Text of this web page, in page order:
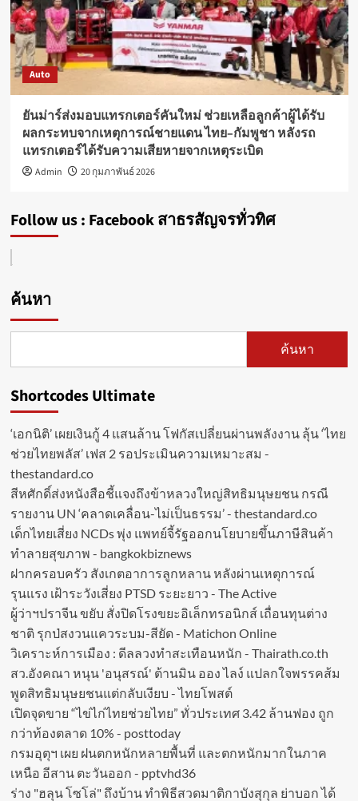
Auto
ยันม่าร์ส่งมอบแทรกเตอร์คันใหม่ ช่วยเหลือลูกค้าผู้ได้รับ
ผลกระทบจากเหตุการณ์ชายแดน ไทย–กัมพูชา หลังรถ
แทรกเตอร์ได้รับความเสียหายจากเหตุระเบิด
Admin 20 กุมภาพันธ์ 2026
Follow us : Facebook สาธรสัญจรทั่วทิศ
ค้นหา
ค้นหา
Shortcodes Ultimate
‘เอกนิติ’ เผยเงินกู้ 4 แสนล้าน โฟกัสเปลี่ยนผ่านพลังงาน ลุ้น ‘ไทย
ช่วยไทยพลัส’ เฟส 2 รอประเมินความเหมาะสม -
thestandard.co
สีหศักดิ์ส่งหนังสือชี้แจงถึงข้าหลวงใหญ่สิทธิมนุษยชน กรณี
รายงาน UN ‘คลาดเคลื่อน-ไม่เป็นธรรม’ - thestandard.co
เด็กไทยเสี่ยง NCDs พุ่ง แพทย์จี้รัฐออกนโยบายขึ้นภาษีสินค้า
ทำลายสุขภาพ - bangkokbiznews
ฝากครอบครัว สังเกตอาการลูกหลาน หลังผ่านเหตุการณ์
รุนแรง เฝ้าระวังเสี่ยง PTSD ระยะยาว - The Active
ผู้ว่าฯปราจีน ขยับ สั่งปิดโรงขยะอิเล็กทรอนิกส์ เถื่อนทุนต่าง
ชาติ รุกป่สงวนแควระบม-สียัด - Matichon Online
วิเคราะห์การเมือง : ดีลลวงทำสะเทือนหนัก - Thairath.co.th
สว.อังคณา หนุน 'อนุสรณ์' ต้านมิน ออง ไลง์ แปลกใจพรรคส้ม
พูดสิทธิมนุษยชนแต่กลับเงียบ - ไทยโพสต์
เปิดจุดขาย “ไข่ไก่ไทยช่วยไทย” ทั่วประเทศ 3.42 ล้านฟอง ถูก
กว่าท้องตลาด 10% - posttoday
กรมอุตุฯ เผย ฝนตกหนักหลายพื้นที่ และตกหนักมากในภาค
เหนือ อีสาน ตะวันออก - pptvhd36
ร่าง "ฮลุน โซโล่" ถึงบ้าน ทำพิธีสวดมาติกาบังสุกุล ย่าบอก ได้